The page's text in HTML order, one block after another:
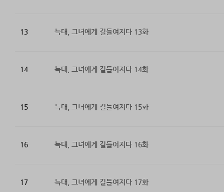
13 늑대, 그녀에게 길들여지다 13화
14 늑대, 그녀에게 길들여지다 14화
15 늑대, 그녀에게 길들여지다 15화
16 늑대, 그녀에게 길들여지다 16화
17 늑대, 그녀에게 길들여지다 17화